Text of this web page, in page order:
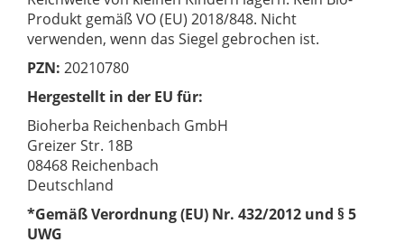
Produkt gemäß VO (EU) 2018/848. Nicht
verwenden, wenn das Siegel gebrochen ist.
PZN: 20210780
Hergestellt in der EU für:
Bioherba Reichenbach GmbH
Greizer Str. 18B
08468 Reichenbach
Deutschland
*Gemäß Verordnung (EU) Nr. 432/2012 und § 5
UWG